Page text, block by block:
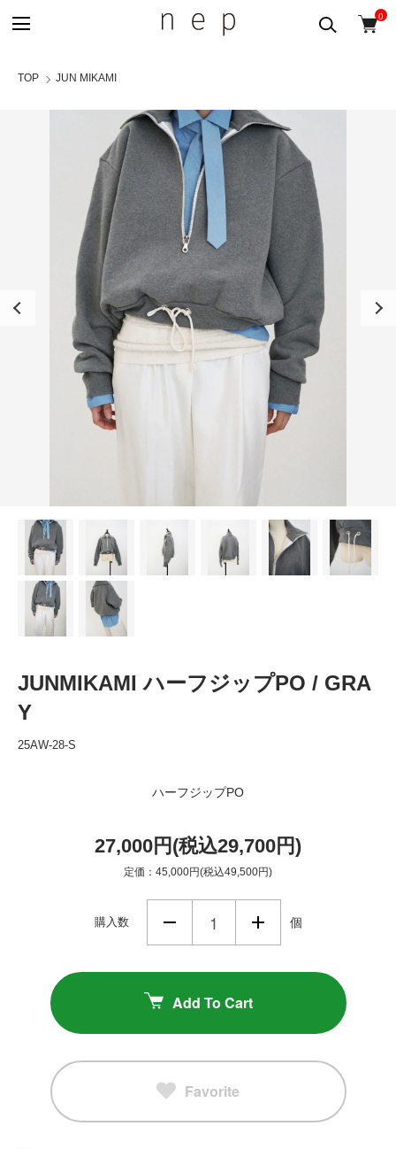
0
TOP JUN MIKAMI
JUNMIKAMI ハーフジップPO / GRA
Y
25AW-28-S
ハーフジップPO
27,000円(税込29,700円)
定価：45,000円(税込49,500円)
購入数 個
Add To Cart
Favorite